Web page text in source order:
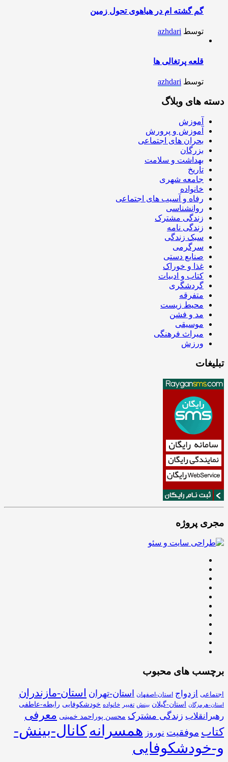
گم گشته ام در هیاهوی تحول زمین
توسط azhdari
قلعه پرتغالی ها
توسط azhdari
دسته های وبلاگ
آموزش
آموزش و پرورش
بحران های اجتماعی
بزرگان
بهداشت و سلامت
تاریخ
جامعه شهری
خانواده
رفاه و آسیب های اجتماعی
روانشناسی
زندگی مشترک
زندگی نامه
سبک زندگی
سرگرمی
صنایع دستی
غذا و خوراک
کتاب و ادبیات
گردشگری
متفرقه
محیط زیست
مد و فشن
موسیقی
میراث فرهنگی
ورزش
تبلیغات
مجری پروژه
برچسب های محبوب
اجتماعی ازدواج استان-اصفهان استان-تهران استان-مازندران
استان-هرمزگان استان-گیلان بینش تغییر خانواده خودشکوفایی رابطه-عاطفی
رهبرانقلاب زندگی مشترک محسن پوراحمد خمینی معرفی
کتاب موفقیت نوروز همسرانهکانال-بینش-
و-خودشکوفایی